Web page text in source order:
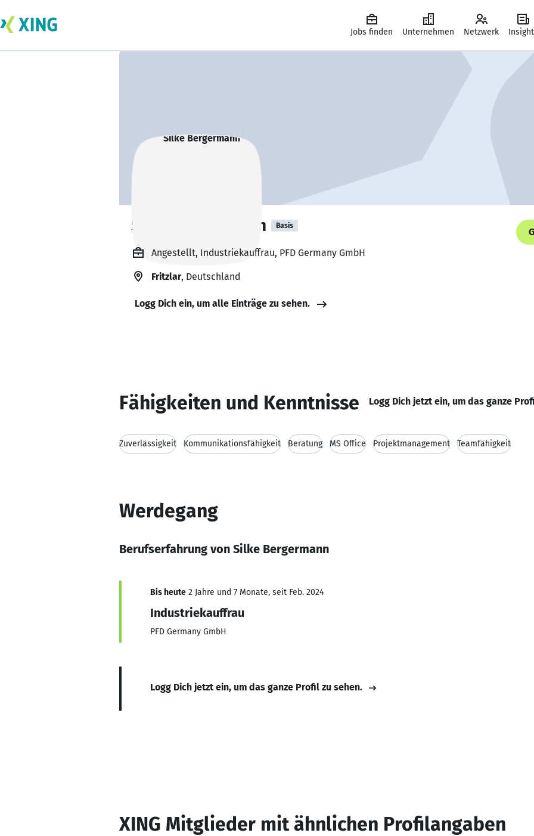
Jobs finden Unternehmen Netzwerk
Silke Bergermann Basis
Angestellt, Industriekauffrau, PFD Germany GmbH
Fritzlar, Deutschland
Logg Dich ein, um alle Einträge zu sehen.
Fähigkeiten und Kenntnisse Logg Dich jetzt ein, um das ganze
Zuverlässigkeit Kommunikationsfähigkeit Beratung MS Office Projektmanagement Teamfähigkeit
Werdegang
Berufserfahrung von Silke Bergermann
Bis heute 2 Jahre und 7 Monate, seit Feb. 2024
Industriekauffrau
PFD Germany GmbH
Logg Dich jetzt ein, um das ganze Profil zu sehen.
XING Mitglieder mit ähnlichen Profilangaben